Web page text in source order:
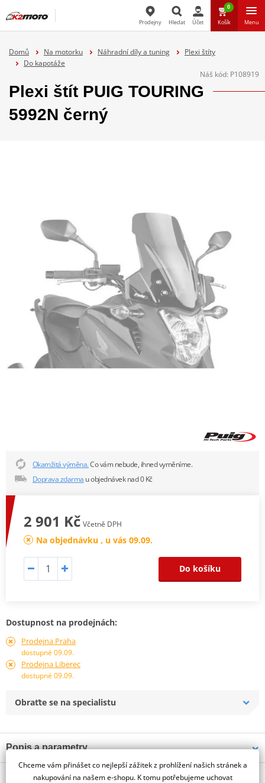
Prodejny Hledat Účet
0
Košík Menu
Domů Na motorku Náhradní díly a tuning
Plexi štíty
Do kapotáže
Náš kód: P108919
Plexi štít PUIG TOURING
5992N černý
Okamžitá výměna.Co vám nebude, ihned vyměníme.
Doprava zdarma u objednávek nad 0 Kč
2 901 Kč Včetně DPH
Na objednávku , u vás 09.09.
Do košíku
Dostupnost na prodejnách:
Prodejna Praha
dostupné 09.09.
Prodejna Liberec
dostupné 09.09.
Obraťte se na specialistu
Popis a parametry
Jsme autorizovaný
dealer značky PUIG
O výrobci
Chceme vám přinášet co nejlepší zážitek z prohlížení našich stránek a
nakupování na našem e-shopu. K tomu potřebujeme uchovat